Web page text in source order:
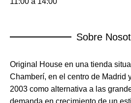
Sobre
Original House en una tienda
Chamberí, en el centro de Madrid
2003 como alternativa a las
demanda en crecimiento de un